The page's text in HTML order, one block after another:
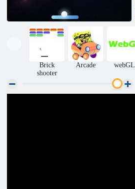
Brick
shooter
Arcade webGL